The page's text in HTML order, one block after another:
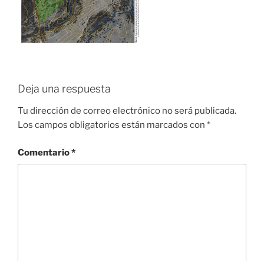
Deja una respuesta
Tu dirección de correo electrónico no será publicada.
Los campos obligatorios están marcados con *
Comentario*